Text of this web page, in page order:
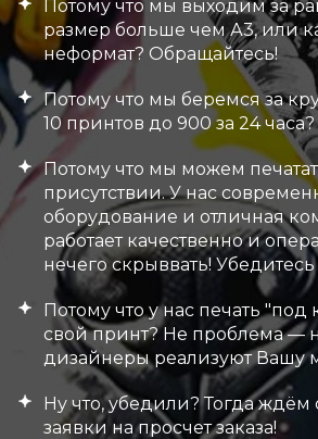
Потому что мы выходим за
размер больше чем А3, или
неформат? Обращайтесь!
Потому что мы беремся за
10 принтов до 900 за 24
Потому что мы можем
присутствии. У нас
оборудование и отличная
работает качественно и
нечего скрыввать!
Потому что у нас печать
свой принт? Не проблема —
дизайнеры реализуют Вашу
Ну что, убедили? Тогда ждём
заявки на просчет заказа!